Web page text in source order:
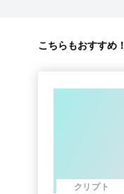
こちらもおすすめ！
クリプト